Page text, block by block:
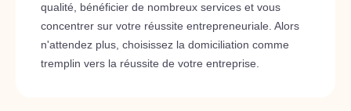
qualité, bénéficier de nombreux services et vous
concentrer sur votre réussite entrepreneuriale. Alors
n'attendez plus, choisissez la domiciliation comme
tremplin vers la réussite de votre entreprise.